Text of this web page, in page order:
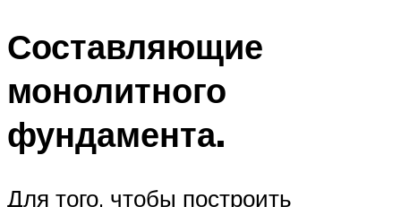
Составляющие
монолитного
фундамента.
Для того, чтобы построить